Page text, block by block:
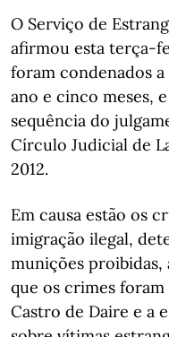
O Serviço de
afirmou esta terça-
foram condenados
ano e cinco meses,
sequência do
Círculo Judicial de
2012.
Em causa estão os
imigração ilegal,
munições proibidas,
que os crimes
Castro de Daire e a